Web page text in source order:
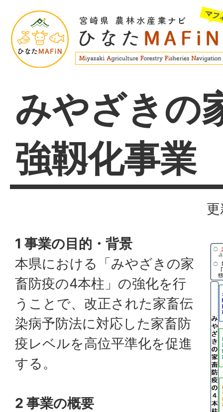
みやざきの
強靱化事業
1 事業の目的・背景
本県における「みやざきの家
畜防疫の4本柱」の強化を行
うことで、改正された家畜伝
染病予防法に対応した家畜防
疫レベルを高位平準化を促進
する。
2 事業の概要